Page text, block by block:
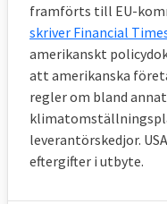
framförts till EU-
skriver Financial
amerikanskt
att amerikanska
regler om bland annat
leverantörskedjor.
eftergifter i utbyte.